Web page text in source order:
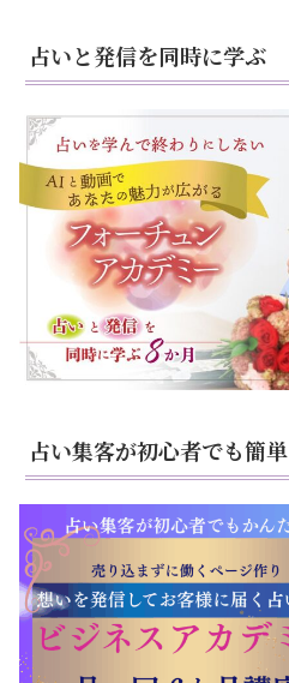
占いと発信を同時に学ぶ
占い集客が初心者でも簡単